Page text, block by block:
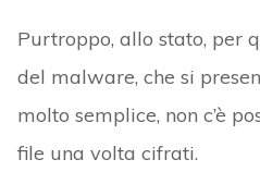
Purtroppo, allo stato, per
del malware, che si
molto semplice, non c’è
file una volta cifrati.